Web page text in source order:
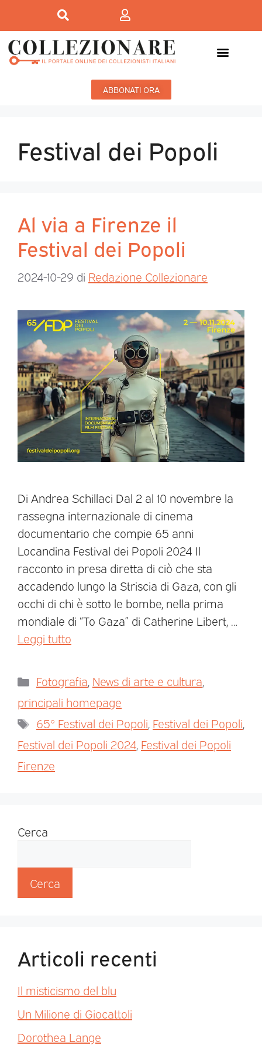
ABBONATI ORA
Festival dei Popoli
Al via a Firenze il
Festival dei Popoli
2024-10-29 di Redazione Collezionare
Di Andrea Schillaci Dal 2 al 10 novembre la
rassegna internazionale di cinema
documentario che compie 65 anni
Locandina Festival dei Popoli 2024 Il
racconto in presa diretta di ciò che sta
accadendo lungo la Striscia di Gaza, con gli
occhi di chi è sotto le bombe, nella prima
mondiale di “To Gaza” di Catherine Libert, …
Leggi tutto
Fotografia News di arte e cultura
principali homepage
65° Festival dei Popoli Festival dei Popoli
Festival dei Popoli 2024 Festival dei Popoli
Firenze
Cerca
Cerca
Articoli recenti
Il misticismo del blu
Un Milione di Giocattoli
Dorothea Lange